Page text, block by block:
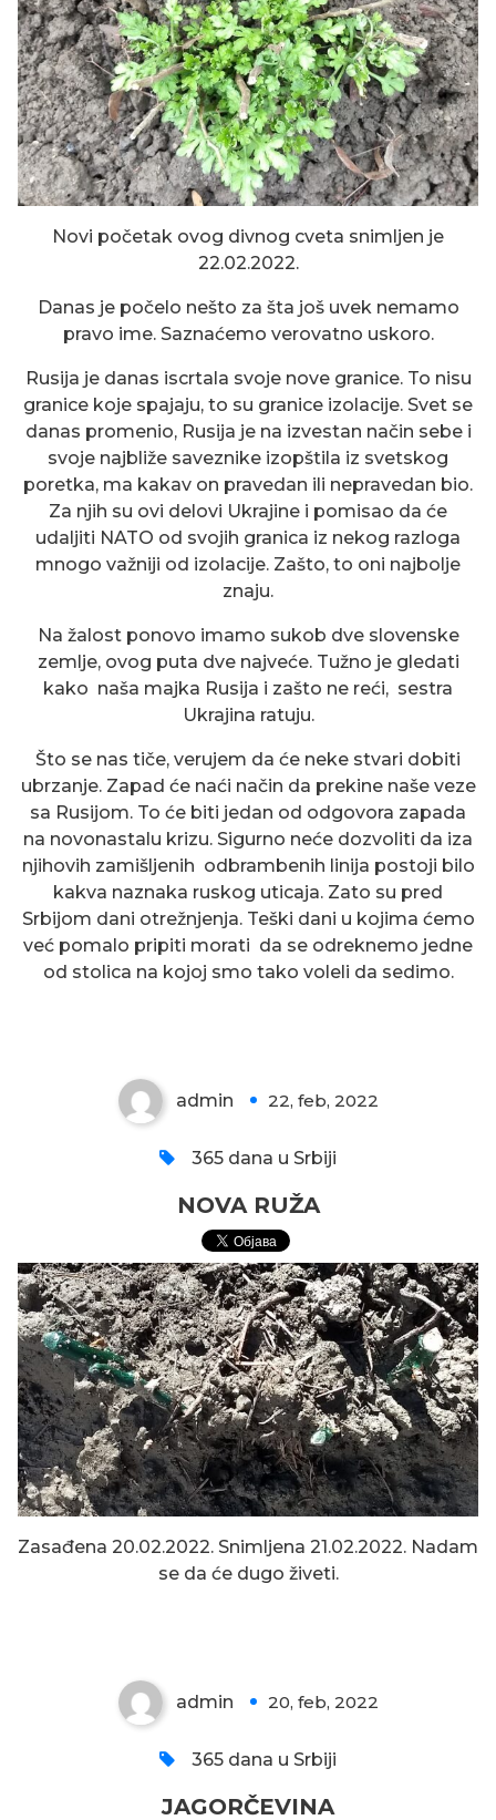
Novi početak ovog divnog cveta snimljen je
22.02.2022.
Danas je počelo nešto za šta još uvek nemamo
pravo ime. Saznaćemo verovatno uskoro.
Rusija je danas iscrtala svoje nove granice. To nisu
granice koje spajaju, to su granice izolacije. Svet se
danas promenio, Rusija je na izvestan način sebe i
svoje najbliže saveznike izopštila iz svetskog
poretka, ma kakav on pravedan ili nepravedan bio.
Za njih su ovi delovi Ukrajine i pomisao da će
udaljiti NATO od svojih granica iz nekog razloga
mnogo važniji od izolacije. Zašto, to oni najbolje
znaju.
Na žalost ponovo imamo sukob dve slovenske
zemlje, ovog puta dve najveće. Tužno je gledati
kako naša majka Rusija i zašto ne reći, sestra
Ukrajina ratuju.
Što se nas tiče, verujem da će neke stvari dobiti
ubrzanje. Zapad će naći način da prekine naše veze
sa Rusijom. To će biti jedan od odgovora zapada
na novonastalu krizu. Sigurno neće dozvoliti da iza
njihovih zamišljenih odbrambenih linija postoji bilo
kakva naznaka ruskog uticaja. Zato su pred
Srbijom dani otrežnjenja. Teški dani u kojima ćemo
već pomalo pripiti morati da se odreknemo jedne
od stolica na kojoj smo tako voleli da sedimo.
admin 22, feb, 2022
365 dana u Srbiji
NOVA RUŽA
Zasađena 20.02.2022. Snimljena 21.02.2022. Nadam
se da će dugo živeti.
admin 20, feb, 2022
365 dana u Srbiji
JAGORČEVINA